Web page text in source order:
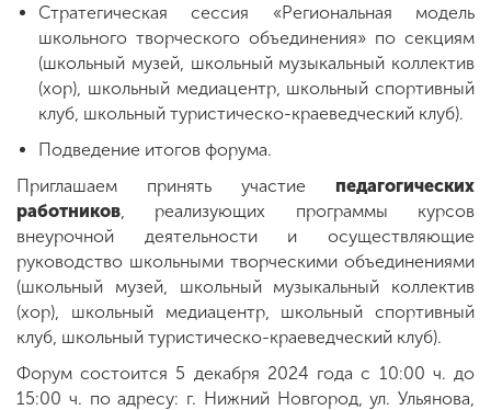
Стратегическая сессия «Региональная модель
школьного творческого объединения» по секциям
(школьный музей, школьный музыкальный коллектив
(хор), школьный медиацентр, школьный спортивный
клуб, школьный туристическо-краеведческий клуб).
Подведение итогов форума.
Приглашаем принять участие педагогических
работников, реализующих программы курсов
внеурочной деятельности и осуществляющие
руководство школьными творческими объединениями
(школьный музей, школьный музыкальный коллектив
(хор), школьный медиацентр, школьный спортивный
клуб, школьный туристическо-краеведческий клуб).
Форум состоится 5 декабря 2024 года с 10:00 ч. до
15:00 ч. по адресу: г. Нижний Новгород, ул. Ульянова,